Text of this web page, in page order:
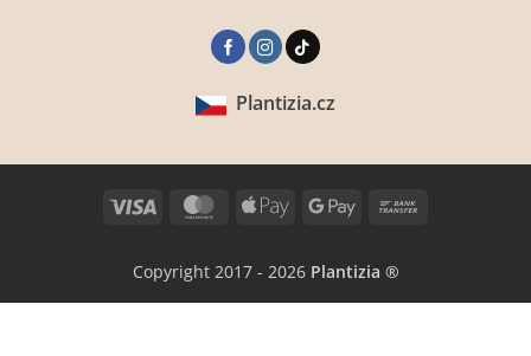
Plantizia.cz
Visa MasterCard
Apple
Google
Copyright 2017 - 2026 Plantizia ®